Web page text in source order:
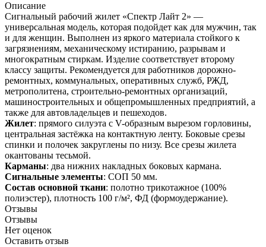
Описание
Сигнальный рабочий жилет «Спектр Лайт 2» —
универсальная модель, которая подойдет как для мужчин, так
и для женщин. Выполнен из яркого материала стойкого к
загрязнениям, механическому истиранию, разрывам и
многократным стиркам. Изделие соответствует второму
классу защиты. Рекомендуется для работников дорожно-
ремонтных, коммунальных, оперативных служб, РЖД,
метрополитена, строительно-ремонтных организаций,
машиностроительных и общепромышленных предприятий, а
также для автовладельцев и пешеходов.
Жилет: прямого силуэта с V-образным вырезом горловины,
центральная застёжка на контактную ленту. Боковые срезы
спинки и полочек закруглены по низу. Все срезы жилета
окантованы тесьмой.
Карманы: два нижних накладных боковых кармана.
Сигнальные элементы: СОП 50 мм.
Состав основной ткани: полотно трикотажное (100%
полиэстер), плотность 100 г/м², ФД (формоудержание).
Отзывы
Отзывы
Нет оценок
Оставить отзыв